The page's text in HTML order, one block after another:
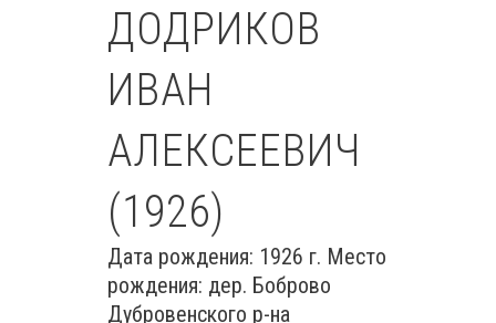
ДОДРИКОВ
ИВАН
АЛЕКСЕЕВИЧ
(1926)
Дата рождения: 1926 г. Место
рождения: дер. Боброво
Дубровенского р-на